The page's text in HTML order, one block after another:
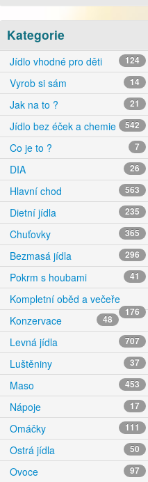
Kategorie
Jídlo vhodné pro děti 124
Vyrob si sám 14
Jak na to ? 21
Jídlo bez éček a chemie 542
Co je to ? 7
DIA 26
Hlavní chod 563
Dietní jídla 235
Chuťovky 365
Bezmasá jídla 296
Pokrm s houbami 41
Kompletní oběd a večeře
176
Konzervace 48
Levná jídla 707
Luštěniny 37
Maso 453
Nápoje 17
Omáčky 111
Ostrá jídla 50
Ovoce 97